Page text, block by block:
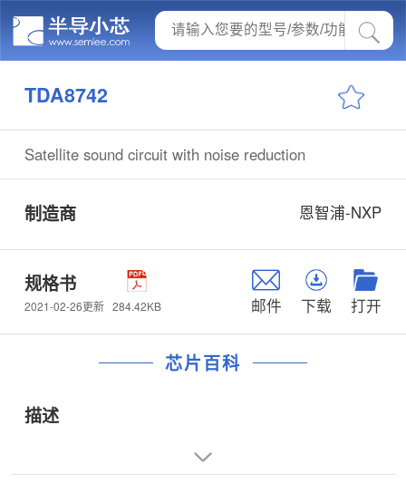
TDA8742
Satellite sound circuit with noise reduction
制造商 恩智浦-NXP
规格书
2021-02-26更新 284.42KB 邮件 下载 打开
芯片百科
描述